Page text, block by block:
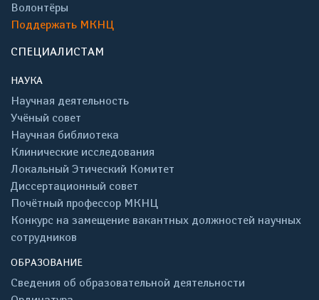
Волонтёры
Поддержать МКНЦ
СПЕЦИАЛИСТАМ
НАУКА
Научная деятельность
Учёный совет
Научная библиотека
Клинические исследования
Локальный Этический Комитет
Диссертационный совет
Почётный профессор МКНЦ
Конкурс на замещение вакантных должностей научных
сотрудников
ОБРАЗОВАНИЕ
Сведения об образовательной деятельности